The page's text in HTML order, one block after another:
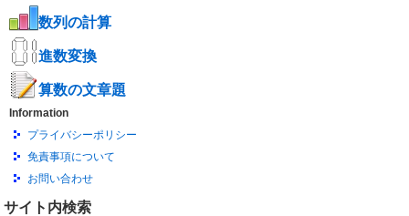
数列の計算
進数変換
算数の文章題
Information
プライバシーポリシー
免責事項について
お問い合わせ
サイト内検索